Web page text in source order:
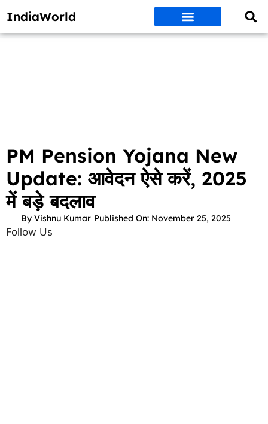
IndiaWorld
PM Pension Yojana New
Update: आवेदन ऐसे करें, 2025
में बड़े बदलाव
By Vishnu Kumar Published On: November 25, 2025
Follow Us